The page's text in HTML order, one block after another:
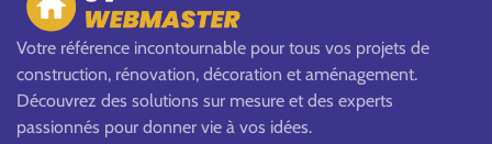
Votre référence incontournable pour tous vos projets de
construction, rénovation, décoration et aménagement.
Découvrez des solutions sur mesure et des experts
passionnés pour donner vie à vos idées.